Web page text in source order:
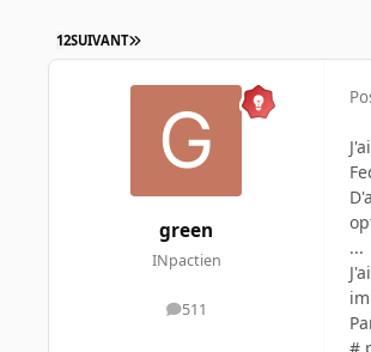
12SUIVANT
green
INpactien
511
messages
...
#